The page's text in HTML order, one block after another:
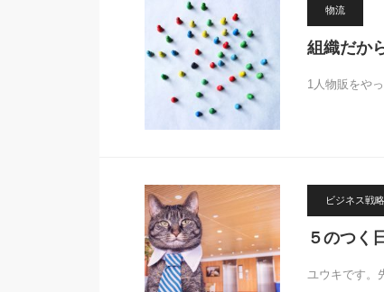
物流
組織だか
1人物販をや
ビジネス戦略
５のつく
ユウキです。